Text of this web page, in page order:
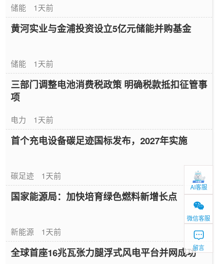
储能 1天前
黄河实业与金浦投资设立5亿元储能并购基金
储能 1天前
三部门调整电池消费税政策 明确税款抵扣征管事
项
电力 1天前
首个充电设备碳足迹国标发布，2027年实施
碳足迹 1天前
国家能源局：加快培育绿色燃料新增长点
新能源 1天前
全球首座16兆瓦张力腿浮式风电平台并网成功
AI客服
微信客服
留言